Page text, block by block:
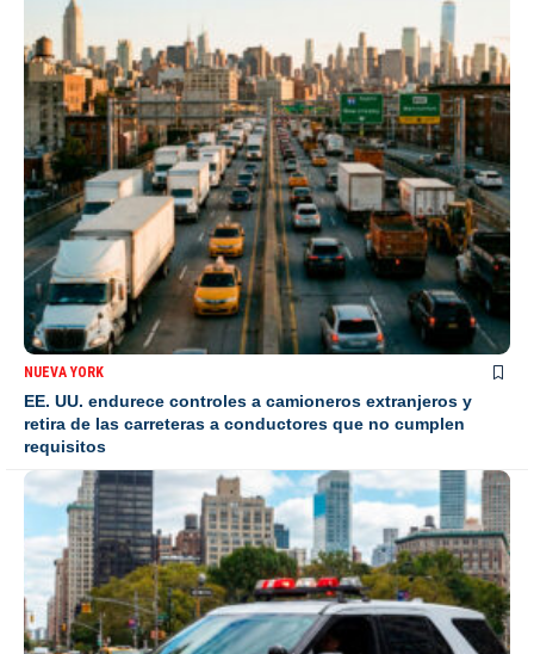
NUEVA YORK
EE. UU. endurece controles a camioneros extranjeros y
retira de las carreteras a conductores que no cumplen
requisitos